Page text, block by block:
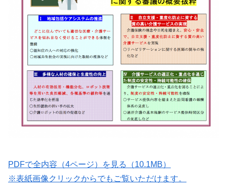
PDFで全内容（4ページ）を見る（10.1MB）
※表紙画像クリックからでもご覧いただけます。